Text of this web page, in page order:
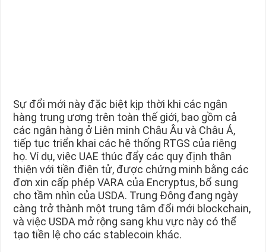
Sự đổi mới này đặc biệt kịp thời khi các ngân
hàng trung ương trên toàn thế giới, bao gồm cả
các ngân hàng ở Liên minh Châu Âu và Châu Á,
tiếp tục triển khai các hệ thống RTGS của riêng
họ. Ví dụ, việc UAE thúc đẩy các quy định thân
thiện với tiền điện tử, được chứng minh bằng các
đơn xin cấp phép VARA của Encryptus, bổ sung
cho tầm nhìn của USDA. Trung Đông đang ngày
càng trở thành một trung tâm đổi mới blockchain,
và việc USDA mở rộng sang khu vực này có thể
tạo tiền lệ cho các stablecoin khác.